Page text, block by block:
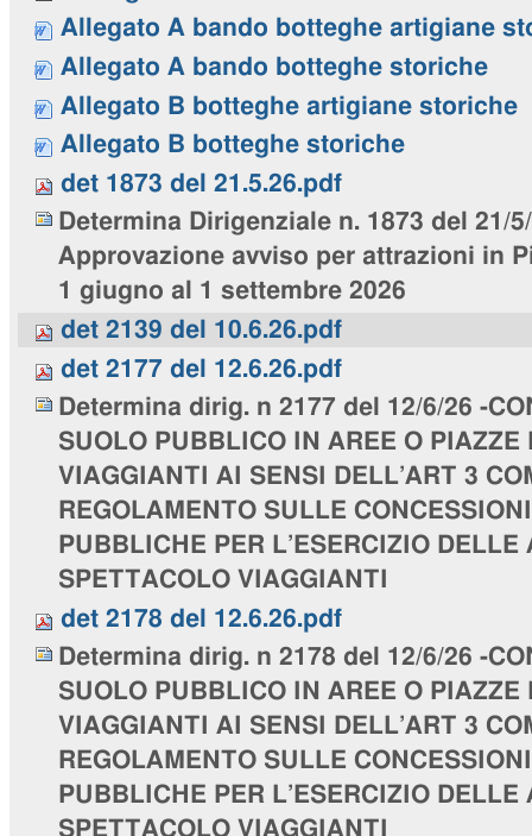
Allegato A bando botteghe artigiane
Allegato A bando botteghe storiche
Allegato B botteghe artigiane storiche
Allegato B botteghe storiche
det 1873 del 21.5.26.pdf
Determina Dirigenziale n. 1873 del 21/
Approvazione avviso per attrazioni in
1 giugno al 1 settembre 2026
det 2139 del 10.6.26.pdf
det 2177 del 12.6.26.pdf
Determina dirig. n 2177 del 12/6/26 -
SUOLO PUBBLICO IN AREE O PIAZZE
VIAGGIANTI AI SENSI DELL’ART 3
REGOLAMENTO SULLE
PUBBLICHE PER L’ESERCIZIO DELLE
SPETTACOLO VIAGGIANTI
det 2178 del 12.6.26.pdf
Determina dirig. n 2178 del 12/6/26 -
SUOLO PUBBLICO IN AREE O PIAZZE
VIAGGIANTI AI SENSI DELL’ART 3
REGOLAMENTO SULLE
PUBBLICHE PER L’ESERCIZIO DELLE
SPETTACOLO VIAGGIANTI